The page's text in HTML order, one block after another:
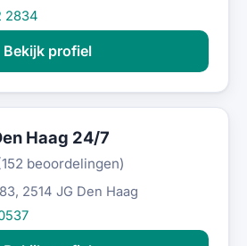
2834
Bekijk profiel
Haag 24/7
beoordelingen)
2514 JG Den Haag